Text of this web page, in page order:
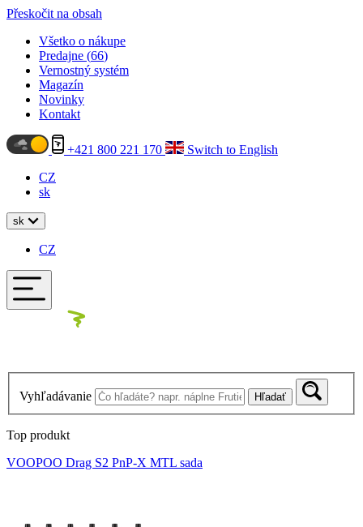
Přeskočit na obsah
Všetko o nákupe
Predajne (66)
Vernostný systém
Magazín
Novinky
Kontakt
+421 800 221 170
Switch to English
CZ
sk
sk
CZ
Vyhľadávanie Hľadať
Top produkt
VOOPOO Drag S2 PnP-X MTL sada